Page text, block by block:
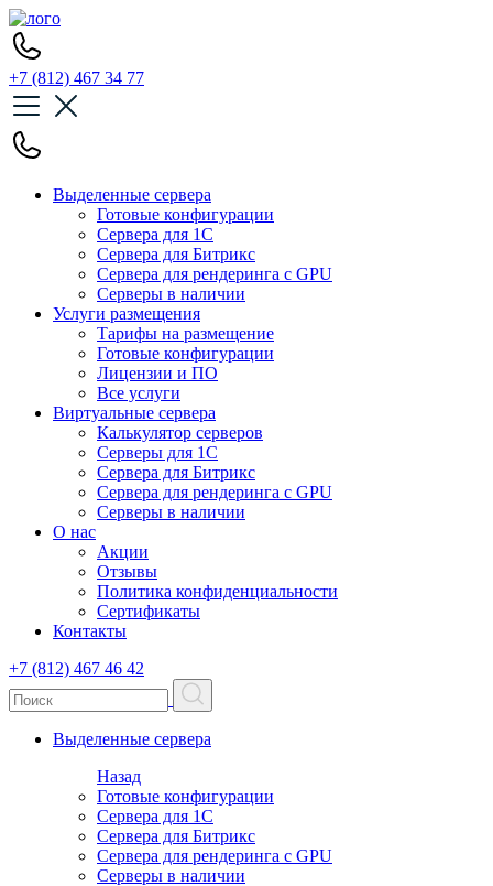
+7 (812) 467 34 77
Выделенные сервера
Готовые конфигурации
Сервера для 1С
Сервера для Битрикс
Сервера для рендеринга с GPU
Серверы в наличии
Услуги размещения
Тарифы на размещение
Готовые конфигурации
Лицензии и ПО
Все услуги
Виртуальные сервера
Калькулятор серверов
Серверы для 1С
Сервера для Битрикс
Сервера для рендеринга с GPU
Серверы в наличии
О нас
Акции
Отзывы
Политика конфиденциальности
Сертификаты
Контакты
+7 (812) 467 46 42
Выделенные сервера
Назад
Готовые конфигурации
Сервера для 1С
Сервера для Битрикс
Сервера для рендеринга с GPU
Серверы в наличии